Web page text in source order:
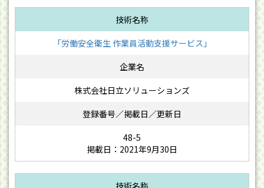
「労働安全衛生 作業員活動支援サービス」
株式会社日立ソリューションズ
48-5
掲載日：2021年9月30日